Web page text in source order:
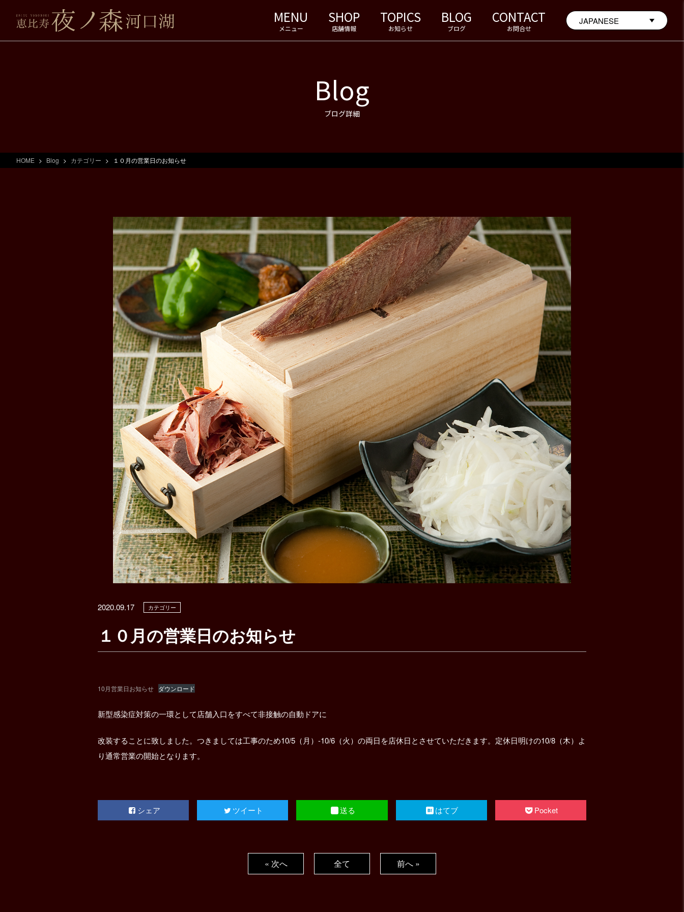
MENU
メニュー
SHOP
店舗情報
TOPICS
お知らせ
BLOG
ブログ
CONTACT
お問合せ
Blog
ブログ詳細
HOME Blog カテゴリー １０月の営業日のお知らせ
2020.09.17 カテゴリー
１０月の営業日のお知らせ
10月営業日お知らせ ダウンロード
新型感染症対策の一環として店舗入口をすべて非接触の自動ドアに
改装することに致しました。つきましては工事のため10/5（月）-10/6（火）の両日を店休日とさせていただきます。定休日明けの10/8（木）よ
り通常営業の開始となります。
シェア ツイート 送る はてブ Pocket
« 次へ 全て 前へ »